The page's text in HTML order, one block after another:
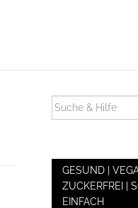
SUCHEN
NACH:
GESUND |
ZUCKERFREI |
EINFACH